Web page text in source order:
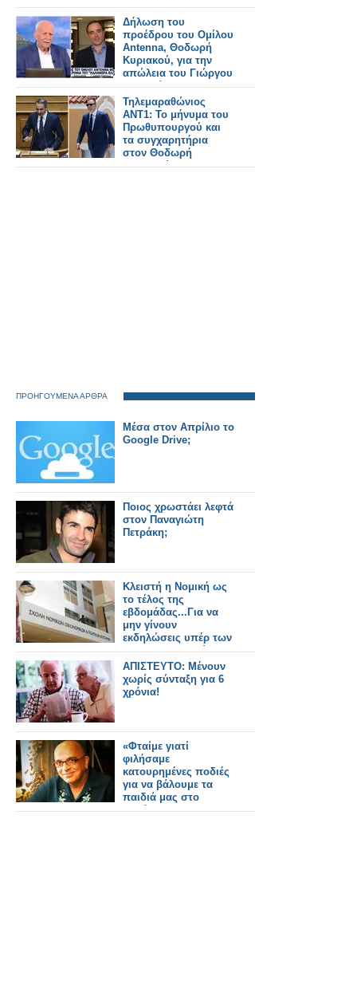
Δήλωση του
προέδρου του Ομίλου
Antenna, Θοδωρή
Κυριακού, για την
απώλεια του Γιώργου
Παπαδάκη
Τηλεμαραθώνιος
ANT1: Το μήνυμα του
Πρωθυπουργού και
τα συγχαρητήρια
στον Θοδωρή
Κυριακού
ΠΡΟΗΓΟΥΜΕΝΑ ΑΡΘΡΑ
Μέσα στον Απρίλιο το
Google Drive;
Ποιος χρωστάει λεφτά
στον Παναγιώτη
Πετράκη;
Κλειστή η Νομική ως
το τέλος της
εβδομάδας...Για να
μην γίνουν
εκδηλώσεις υπέρ των
λαθρομεταναστών
ΑΠΙΣΤΕΥΤΟ: Μένουν
χωρίς σύνταξη για 6
χρόνια!
«Φταίμε γιατί
φιλήσαμε
κατουρημένες ποδιές
για να βάλουμε τα
παιδιά μας στο
δημόσιο»